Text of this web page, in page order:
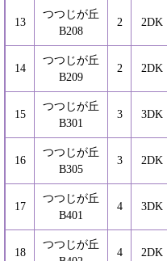
13
つつじが丘
B208
2 2DK
14
つつじが丘
B209
2 2DK
15
つつじが丘
B301
3 3DK
16
つつじが丘
B305
3 2DK
17
つつじが丘
B401
4 3DK
18
つつじが丘
4 2DK